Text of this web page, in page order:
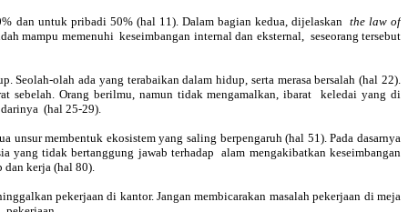
dan untuk pribadi 50% (hal 11). Dalam bagian kedua, dijelaskan the law of
mampu memenuhi keseimbangan internal dan eksternal, seseorang tersebut
olah ada yang terabaikan dalam hidup, serta merasa bersalah (hal 22).
sebelah. Orang berilmu, namun tidak mengamalkan, ibarat keledai yang di
(hal 25-29).
unsur membentuk ekosistem yang saling berpengaruh (hal 51). Pada dasarnya
yang tidak bertanggung jawab terhadap alam mengakibatkan keseimbangan
kerja (hal 80).
pekerjaan di kantor. Jangan membicarakan masalah pekerjaan di meja